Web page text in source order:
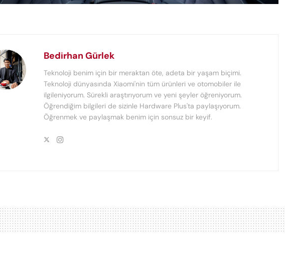
Bedirhan Gürlek
Teknoloji benim için bir meraktan öte, adeta bir yaşam biçimi.
Teknoloji dünyasında Xiaomi'nin tüm ürünleri ve otomobiler ile
ilgileniyorum. Sürekli araştırıyorum ve yeni şeyler öğreniyorum.
Öğrendiğim bilgileri de sizinle Hardware Plus'ta paylaşıyorum.
Öğrenmek ve paylaşmak benim için sonsuz bir keyif.